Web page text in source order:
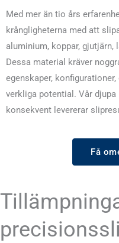
Med mer än tio års
krångligheterna med att
aluminium, koppar,
Dessa material kräver
egenskaper,
verkliga potential. Vår
konsekvent levererar
Få